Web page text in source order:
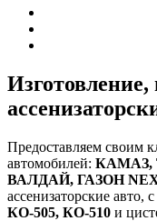
Изготовление,
Предоставляем своим
автомобилей: КАМАЗ,
ВАЛДАЙ, ГАЗОН
ассенизаторские
КО-505, КО-510 и